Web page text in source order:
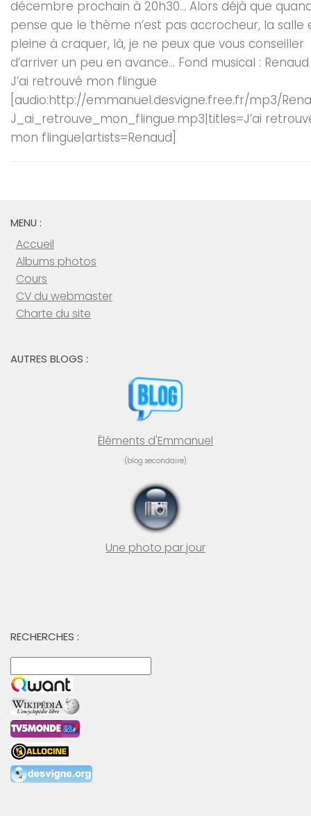
décembre prochain à 20h30… Alors déjà que
pense que le thème n’est pas accrocheur, la salle
pleine à craquer, là, je ne peux que vous conseiller
d’arriver un peu en avance… Fond musical :
J’ai retrouvé mon flingue
[audio:http://emmanuel.desvigne.free.fr/mp3/
J_ai_retrouve_mon_flingue.mp3|titles=J’ai
mon flingue|artists=Renaud]
MENU :
Accueil
Albums photos
Cours
CV du webmaster
Charte du site
AUTRES BLOGS :
Éléments d'Emmanuel
(blog secondaire)
Une photo par jour
RECHERCHES :